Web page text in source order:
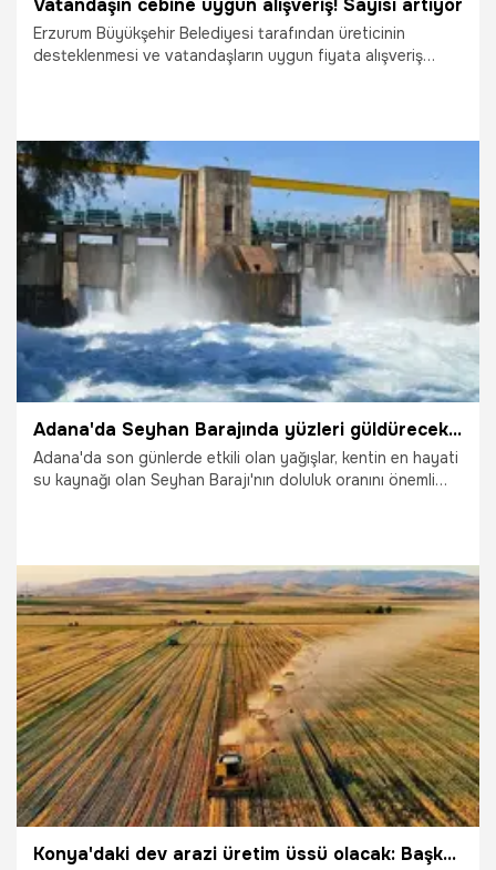
Vatandaşın cebine uygun alışveriş! Sayısı artıyor
Erzurum Büyükşehir Belediyesi tarafından üreticinin
desteklenmesi ve vatandaşların uygun fiyata alışveriş
26.01.2026 Gündem
Adana'da Seyhan Barajında yüzleri güldürecek gelişme: Doluluk oranı %65'i geçti, su seviyesi 115 metreye dayandı!
Adana'da son günlerde etkili olan yağışlar, kentin en hayati
su kaynağı olan Seyhan Barajı'nın doluluk oranını önemli
13.12.2025 Adana
Konya'daki dev arazi üretim üssü olacak: Başkan Altay duyurdu: Ülkemizin ekonomisine katkı sağlıyoruz